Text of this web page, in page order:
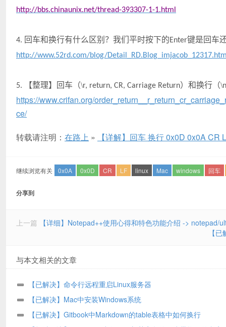
http://bbs.chinaunix.net/thread-393307-1-1.html
4. 回车和换行有什么区别？我们平时按下的Enter键是回车
http://www.52rd.com/blog/
5. 【整理】回车（\r, return, CR, Carriage Return）和换行（\
https://www.crifan.org/
ce/
转载请注明： 在路上 » 【详解】回车 换行 0x0D 0x0A CR
继续浏览有关 0x0A 0x0D CR LF linux Mac windows 回车
分享到
上一篇
【详细】Notepad++使用心得和特色功能介绍 ->
【
与本文相关的文章
【已解决】命令行远程重启Linux服务器
【已解决】Mac中安装Windows系统
【已解决】Gitbook中Markdown的table表格中如何换行